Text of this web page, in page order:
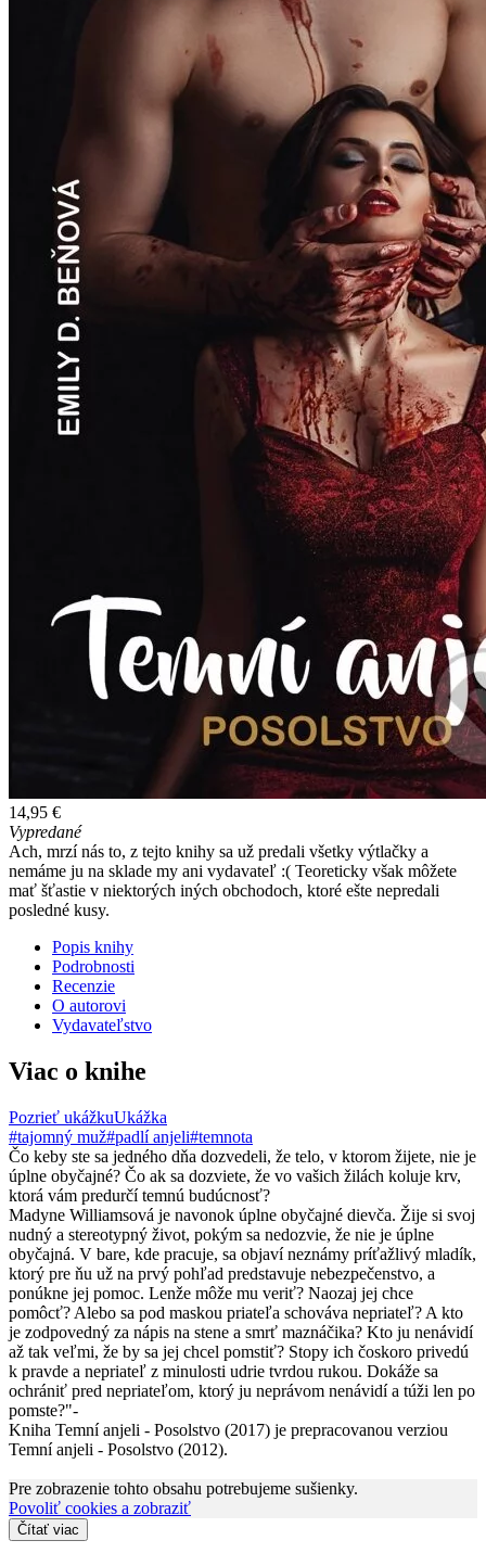
14,95 €
Vypredané
Ach, mrzí nás to, z tejto knihy sa už predali všetky výtlačky a
nemáme ju na sklade my ani vydavateľ :( Teoreticky však môžete
mať šťastie v niektorých iných obchodoch, ktoré ešte nepredali
posledné kusy.
Popis knihy
Podrobnosti
Recenzie
O autorovi
Vydavateľstvo
Viac o knihe
Pozrieť ukážkuUkážka
#tajomný muž#padlí anjeli#temnota
Čo keby ste sa jedného dňa dozvedeli, že telo, v ktorom žijete, nie je
úplne obyčajné? Čo ak sa dozviete, že vo vašich žilách koluje krv,
ktorá vám predurčí temnú budúcnosť?
Madyne Williamsová je navonok úplne obyčajné dievča. Žije si svoj
nudný a stereotypný život, pokým sa nedozvie, že nie je úplne
obyčajná. V bare, kde pracuje, sa objaví neznámy príťažlivý mladík,
ktorý pre ňu už na prvý pohľad predstavuje nebezpečenstvo, a
ponúkne jej pomoc. Lenže môže mu veriť? Naozaj jej chce
pomôcť? Alebo sa pod maskou priateľa schováva nepriateľ? A kto
je zodpovedný za nápis na stene a smrť maznáčika? Kto ju nenávidí
až tak veľmi, že by sa jej chcel pomstiť? Stopy ich čoskoro privedú
k pravde a nepriateľ z minulosti udrie tvrdou rukou. Dokáže sa
ochrániť pred nepriateľom, ktorý ju neprávom nenávidí a túži len po
pomste?"-
Kniha Temní anjeli - Posolstvo (2017) je prepracovanou verziou
Temní anjeli - Posolstvo (2012).
Pre zobrazenie tohto obsahu potrebujeme sušienky.
Povoliť cookies a zobraziť
Čítať viac